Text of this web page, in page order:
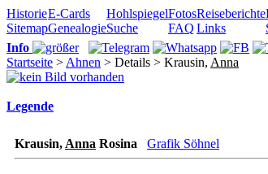
HistorieE-Cards HohlspiegelFotosReiseberichte
SitemapGenealogieSuche FAQ Links
Info
Startseite > Ahnen > Details > Krausin, Anna
Legende
Krausin, Anna Rosina Grafik Söhnel